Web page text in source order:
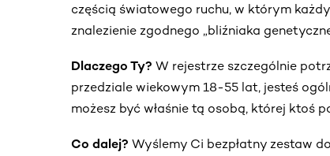
częścią światowego ruchu, w którym
znalezienie zgodnego „bliźniaka
Dlaczego Ty? W rejestrze szczególnie
przedziale wiekowym 18-55 lat, jesteś
możesz być właśnie tą osobą, której ktoś
Co dalej? Wyślemy Ci bezpłatny zestaw